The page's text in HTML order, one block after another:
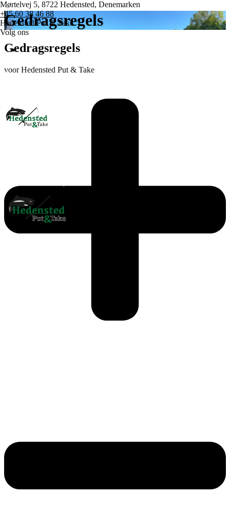
Mørtelvej 5, 8722 Hedensted, Denemarken
+45 60 38 46 88
Hedensted Put & Take
Volg ons
Startpagina
Gedragsregels
Gedragsregels
voor Hedensted Put & Take